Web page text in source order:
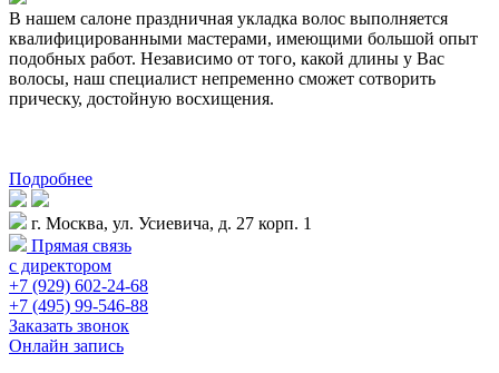
В нашем салоне праздничная укладка волос выполняется
квалифицированными мастерами, имеющими большой опыт
подобных работ. Независимо от того, какой длины у Вас
волосы, наш специалист непременно сможет сотворить
прическу, достойную восхищения.
Подробнее
г. Москва, ул. Усиевича, д. 27 корп. 1
Прямая связь
с директором
+7 (929) 602-24-68
+7 (495) 99-546-88
Заказать звонок
Онлайн запись